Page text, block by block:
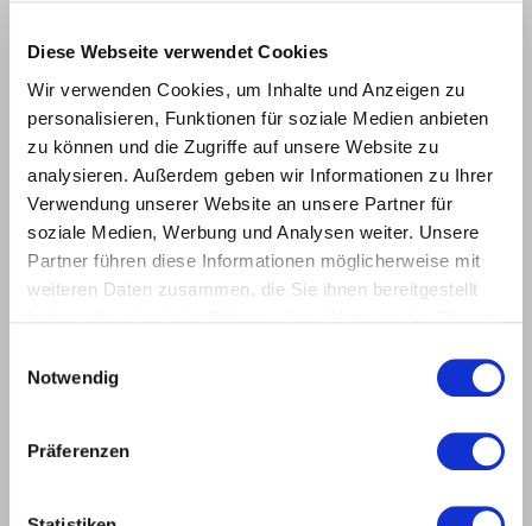
Diese Webseite verwendet Cookies
Wir verwenden Cookies, um Inhalte und Anzeigen zu
personalisieren, Funktionen für soziale Medien anbieten
zu können und die Zugriffe auf unsere Website zu
analysieren. Außerdem geben wir Informationen zu Ihrer
Verwendung unserer Website an unsere Partner für
soziale Medien, Werbung und Analysen weiter. Unsere
Partner führen diese Informationen möglicherweise mit
weiteren Daten zusammen, die Sie ihnen bereitgestellt
Notwendig
Präferenzen
В результате оптимизации минишипы стали более чистыми и улучшилось
их прилегание друг к другу